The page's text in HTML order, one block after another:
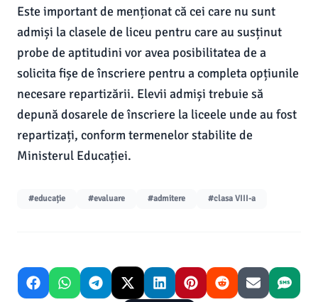
Este important de menționat că cei care nu sunt
admiși la clasele de liceu pentru care au susținut
probe de aptitudini vor avea posibilitatea de a
solicita fișe de înscriere pentru a completa opțiunile
necesare repartizării. Elevii admiși trebuie să
depună dosarele de înscriere la liceele unde au fost
repartizați, conform termenelor stabilite de
Ministerul Educației.
#educație #evaluare #admitere #clasa VIII-a